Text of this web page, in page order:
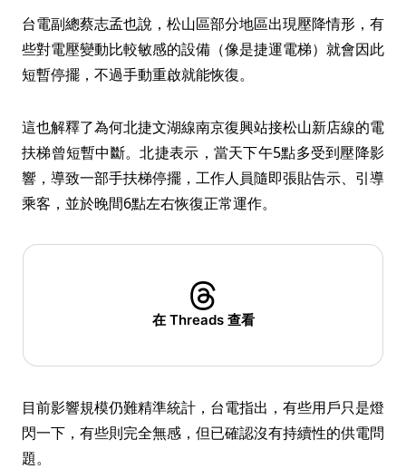
台電副總蔡志孟也說，松山區部分地區出現壓降情形，有
些對電壓變動比較敏感的設備（像是捷運電梯）就會因此
短暫停擺，不過手動重啟就能恢復。
這也解釋了為何北捷文湖線南京復興站接松山新店線的電
扶梯曾短暫中斷。北捷表示，當天下午5點多受到壓降影
響，導致一部手扶梯停擺，工作人員隨即張貼告示、引導
乘客，並於晚間6點左右恢復正常運作。
在 Threads 查看
目前影響規模仍難精準統計，台電指出，有些用戶只是燈
閃一下，有些則完全無感，但已確認沒有持續性的供電問
題。